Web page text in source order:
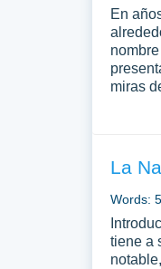
En
miras
La
Words:
tiene a